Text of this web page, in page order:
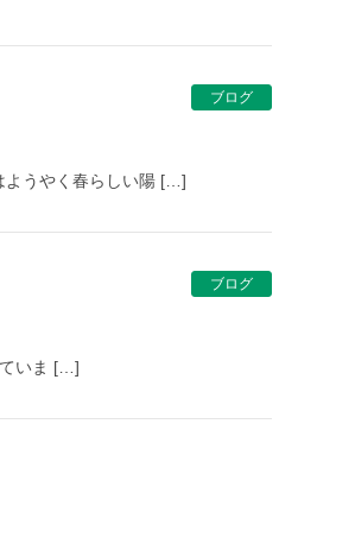
ブログ
ようやく春らしい陽 […]
ブログ
いま […]